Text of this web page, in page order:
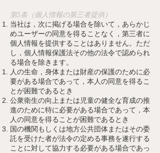
第5条（個人情報の第三者提供）
当社は，次に掲げる場合を除いて，あらかじ
めユーザーの同意を得ることなく，第三者に
個人情報を提供することはありません。ただ
し，個人情報保護法その他の法令で認められ
る場合を除きます。
人の生命，身体または財産の保護のために必
要がある場合であって，本人の同意を得るこ
とが困難であるとき
公衆衛生の向上または児童の健全な育成の推
進のために特に必要がある場合であって，本
人の同意を得ることが困難であるとき
国の機関もしくは地方公共団体またはその委
託を受けた者が法令の定める事務を遂行する
ことに対して協力する必要がある場合であっ